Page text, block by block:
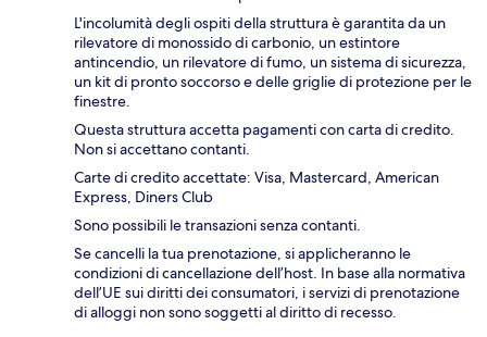
L'incolumità degli ospiti della struttura è garantita da un
rilevatore di monossido di carbonio, un estintore
antincendio, un rilevatore di fumo, un sistema di sicurezza,
un kit di pronto soccorso e delle griglie di protezione per le
finestre.
Questa struttura accetta pagamenti con carta di credito.
Non si accettano contanti.
Carte di credito accettate: Visa, Mastercard, American
Express, Diners Club
Sono possibili le transazioni senza contanti.
Se cancelli la tua prenotazione, si applicheranno le
condizioni di cancellazione dell’host. In base alla normativa
dell’UE sui diritti dei consumatori, i servizi di prenotazione
di alloggi non sono soggetti al diritto di recesso.